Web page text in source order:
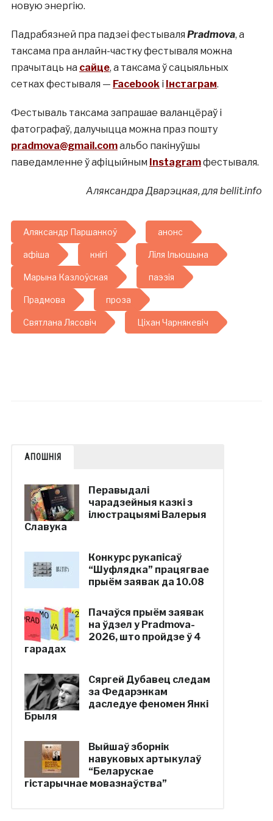
новую энергію.
Падрабязней пра падзеі фестываля Pradmova, а
таксама пра анлайн-частку фестываля можна
прачытаць на сайце, а таксама ў сацыяльных
сетках фестываля — Facebookі Інстаграм.
Фестываль таксама запрашае валанцёраў і
фатографаў, далучыцца можна праз пошту
pradmova@gmail.comальбо пакінуўшы
паведамленне ў афіцыйным Instagramфестываля.
Аляксандра Дварэцкая, для bellit.info
Аляксандр Паршанкоў анонс
афіша кнігі Ліля Ільюшына
Марына Казлоўская паэзія
Прадмова проза
Святлана Лясовіч Ціхан Чарнякевіч
АПОШНІЯ
Перавыдалі
чарадзейныя казкі з
ілюстрацыямі Валерыя
Славука
Конкурс рукапісаў
“Шуфлядка” працягвае
прыём заявак да 10.08
Пачаўся прыём заявак
на ўдзел у Pradmova-
2026, што пройдзе ў 4
гарадах
Сяргей Дубавец следам
за Федарэнкам
даследуе феномен Янкі
Брыля
Выйшаў зборнік
навуковых артыкулаў
“Беларускае
гістарычнае мовазнаўства”